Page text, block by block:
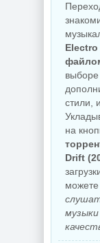
Electro
стили,
на
Drift
можете